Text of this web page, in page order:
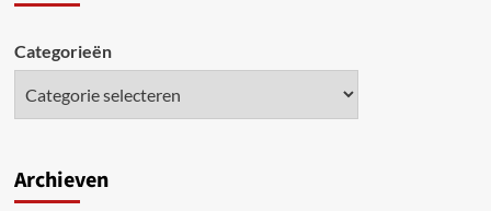
Categorieën
Archieven